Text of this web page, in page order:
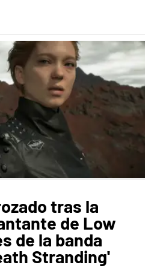
tras la
de Low
de la banda
Stranding'